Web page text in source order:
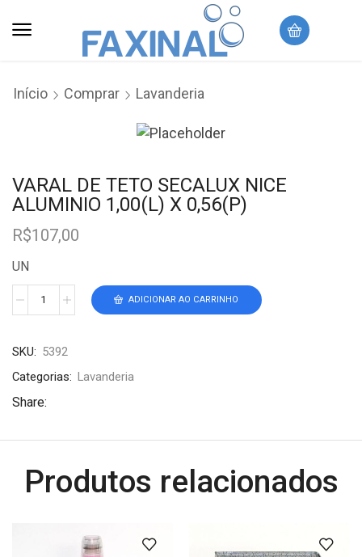
Início Comprar Lavanderia
VARAL DE TETO SECALUX NICE
ALUMINIO 1,00(L) X 0,56(P)
R$107,00
UN
ADICIONAR AO CARRINHO
SKU: 5392
Categorias: Lavanderia
Share:
Produtos relacionados